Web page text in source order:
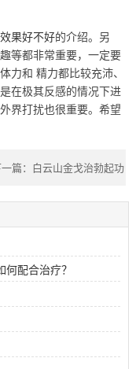
果好不好的介绍。另
等都非常重要，一定要
力和 精力都比较充沛、
在极其反感的情况下进
界打扰也很重要。希望
篇： 白云山金戈治勃起功
障碍效果怎样?吃白云山金
配合治疗？